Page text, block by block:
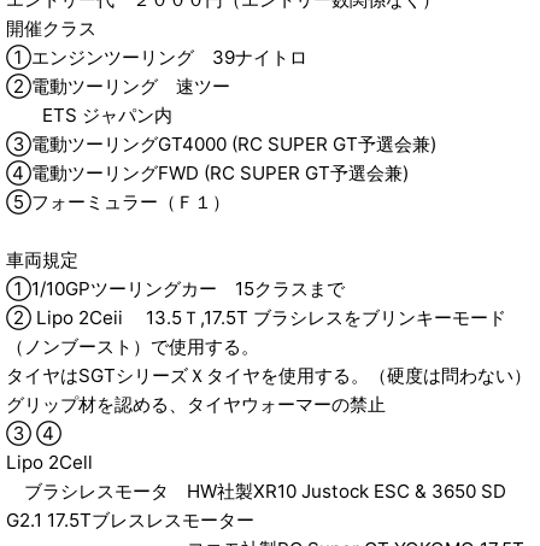
開催クラス
①エンジンツーリング 39ナイトロ
②電動ツーリング 速ツー
ETS ジャパン内
③電動ツーリングGT4000 (RC SUPER GT予選会兼)
④電動ツーリングFWD (RC SUPER GT予選会兼)
⑤フォーミュラー（Ｆ１）
車両規定
①1/10GPツーリングカー 15クラスまで
② Lipo 2Ceii 13.5Ｔ,17.5T ブラシレスをブリンキーモード
（ノンブースト）で使用する。
タイヤはSGTシリーズＸタイヤを使用する。（硬度は問わない）
グリップ材を認める、タイヤウォーマーの禁止
③ ④
Lipo 2Cell
ブラシレスモータ HW社製XR10 Justock ESC & 3650 SD
G2.1 17.5Tブレスレスモーター